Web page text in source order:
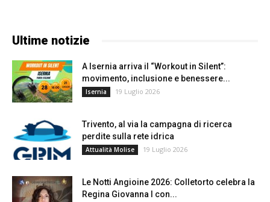
Ultime notizie
A Isernia arriva il “Workout in Silent”:
movimento, inclusione e benessere...
Isernia 19 Luglio 2026
Trivento, al via la campagna di ricerca
perdite sulla rete idrica
Attualità Molise 19 Luglio 2026
Le Notti Angioine 2026: Colletorto celebra la
Regina Giovanna I con...